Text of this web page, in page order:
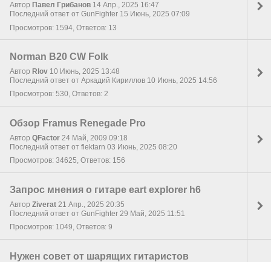
Автор Павел Грибанов 14 Апр., 2025 16:47
Последний ответ от GunFighter 15 Июнь, 2025 07:09
Просмотров: 1594, Ответов: 13
Norman B20 CW Folk
Автор Rlov 10 Июнь, 2025 13:48
Последний ответ от Аркадий Кириллов 10 Июнь, 2025 14:56
Просмотров: 530, Ответов: 2
Обзор Framus Renegade Pro
Автор QFactor 24 Май, 2009 09:18
Последний ответ от flektarn 03 Июнь, 2025 08:20
Просмотров: 34625, Ответов: 156
Запрос мнения о гитаре eart explorer h6
Автор Ziverat 21 Апр., 2025 20:35
Последний ответ от GunFighter 29 Май, 2025 11:51
Просмотров: 1049, Ответов: 9
Нужен совет от шарящих гитаристов